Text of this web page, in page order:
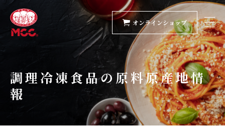
オンラインショップ
調理冷凍食品の原料原産地情
報